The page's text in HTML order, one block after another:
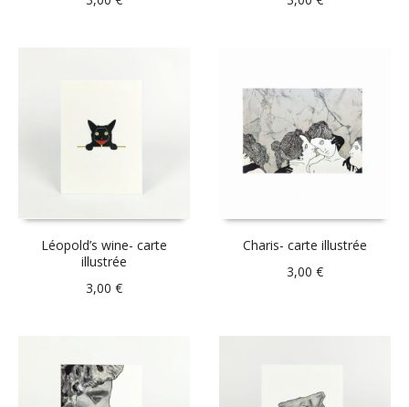
Léopold’s wine- carte
illustrée
3,00 €
Charis- carte illustrée
3,00€